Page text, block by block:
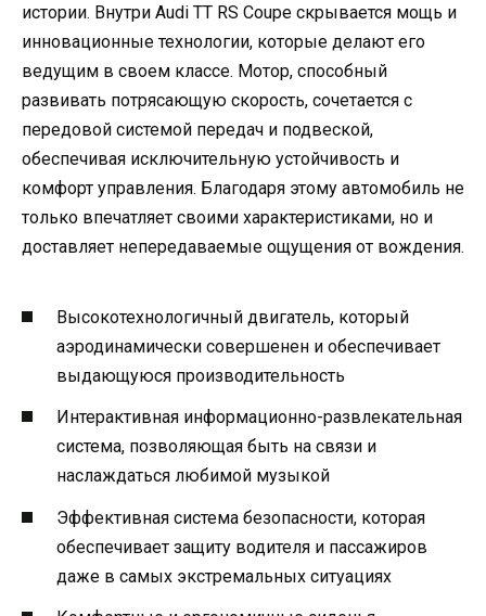
истории. Внутри Audi TT RS Coupe скрывается мощь и
инновационные технологии, которые делают его
ведущим в своем классе. Мотор, способный
развивать потрясающую скорость, сочетается с
передовой системой передач и подвеской,
обеспечивая исключительную устойчивость и
комфорт управления. Благодаря этому автомобиль не
только впечатляет своими характеристиками, но и
доставляет непередаваемые ощущения от вождения.
Высокотехнологичный двигатель, который
аэродинамически совершенен и обеспечивает
выдающуюся производительность
Интерактивная информационно-развлекательная
система, позволяющая быть на связи и
наслаждаться любимой музыкой
Эффективная система безопасности, которая
обеспечивает защиту водителя и пассажиров
даже в самых экстремальных ситуациях